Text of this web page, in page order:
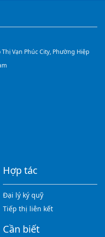
Vạn Phúc City, Phường Hiệp
Hợp tác
Đại lý ký quỹ
Tiếp thị liên kết
Cần biết